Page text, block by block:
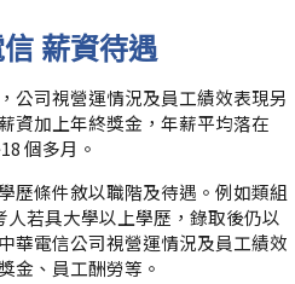
薪資待遇
公司視營運情況及員工績效表現另
資加上年終獎金，年薪平均落在
個多月。
歷條件敘以職階及待遇。例如類組
若具大學以上學歷，錄取後仍以
華電信公司視營運情況及員工績效
金、員工酬勞等。